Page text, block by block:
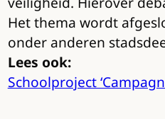
Het thema wordt
onder anderen
Lees ook:
Schoolproject